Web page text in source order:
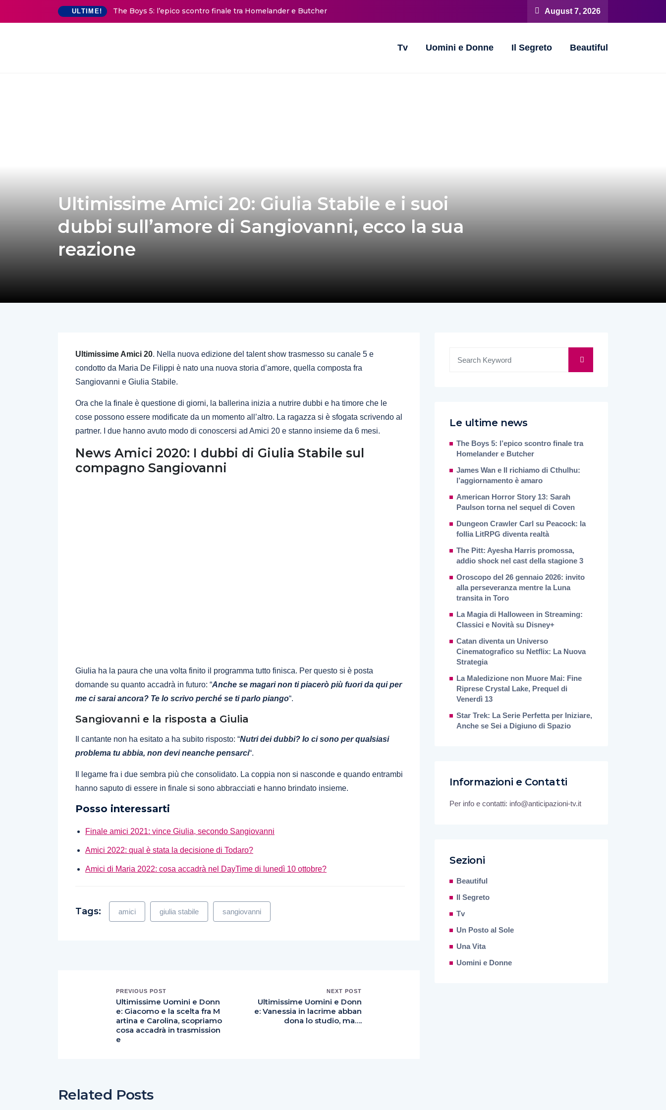
ULTIME! The Boys 5: l’epico scontro finale tra Homelander e Butcher August 7, 2026
Tv Uomini e Donne Il Segreto Beautiful
Ultimissime Amici 20: Giulia Stabile e i suoi
dubbi sull’amore di Sangiovanni, ecco la sua
reazione
Ultimissime Amici 20. Nella nuova edizione del talent show trasmesso su canale 5 e
condotto da Maria De Filippi è nato una nuova storia d’amore, quella composta fra
Sangiovanni e Giulia Stabile.
Ora che la finale è questione di giorni, la ballerina inizia a nutrire dubbi e ha timore che le
cose possono essere modificate da un momento all’altro. La ragazza si è sfogata scrivendo al
partner. I due hanno avuto modo di conoscersi ad Amici 20 e stanno insieme da 6 mesi.
News Amici 2020: I dubbi di Giulia Stabile sul
compagno Sangiovanni
Giulia ha la paura che una volta finito il programma tutto finisca. Per questo si è posta
domande su quanto accadrà in futuro: “Anche se magari non ti piacerò più fuori da qui per
me ci sarai ancora? Te lo scrivo perché se ti parlo piango“.
Sangiovanni e la risposta a Giulia
Il cantante non ha esitato a ha subito risposto: “Nutri dei dubbi? Io ci sono per qualsiasi
problema tu abbia, non devi neanche pensarci“.
Il legame fra i due sembra più che consolidato. La coppia non si nasconde e quando entrambi
hanno saputo di essere in finale si sono abbracciati e hanno brindato insieme.
Posso interessarti
Finale amici 2021: vince Giulia, secondo Sangiovanni
Amici 2022: qual è stata la decisione di Todaro?
Amici di Maria 2022: cosa accadrà nel DayTime di lunedì 10 ottobre?
Tags: amici giulia stabile sangiovanni
PREVIOUS POST
Ultimissime Uomini e Donn
e: Giacomo e la scelta fra M
artina e Carolina, scopriamo
cosa accadrà in trasmission
e
NEXT POST
Ultimissime Uomini e Donn
e: Vanessia in lacrime abban
dona lo studio, ma….
Le ultime news
The Boys 5: l’epico scontro finale tra
Homelander e Butcher
James Wan e Il richiamo di Cthulhu:
l’aggiornamento è amaro
American Horror Story 13: Sarah
Paulson torna nel sequel di Coven
Dungeon Crawler Carl su Peacock: la
follia LitRPG diventa realtà
The Pitt: Ayesha Harris promossa,
addio shock nel cast della stagione 3
Oroscopo del 26 gennaio 2026: invito
alla perseveranza mentre la Luna
transita in Toro
La Magia di Halloween in Streaming:
Classici e Novità su Disney+
Catan diventa un Universo
Cinematografico su Netflix: La Nuova
Strategia
La Maledizione non Muore Mai: Fine
Riprese Crystal Lake, Prequel di
Venerdì 13
Star Trek: La Serie Perfetta per Iniziare,
Anche se Sei a Digiuno di Spazio
Informazioni e Contatti
Per info e contatti: info@anticipazioni-tv.it
Sezioni
Beautiful
Il Segreto
Tv
Un Posto al Sole
Una Vita
Uomini e Donne
Related Posts